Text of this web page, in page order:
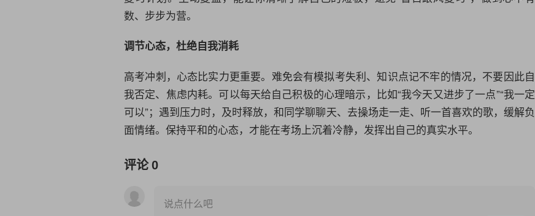
数、步步为营。
调节心态，杜绝自我消耗
高考冲刺，心态比实力更重要。难免会有模拟考失利、知识点记不牢的情况，不要因此自
我否定、焦虑内耗。可以每天给自己积极的心理暗示，比如“我今天又进步了一点”“我一定
可以”；遇到压力时，及时释放，和同学聊聊天、去操场走一走、听一首喜欢的歌，缓解负
面情绪。保持平和的心态，才能在考场上沉着冷静，发挥出自己的真实水平。
评论 0
说点什么吧